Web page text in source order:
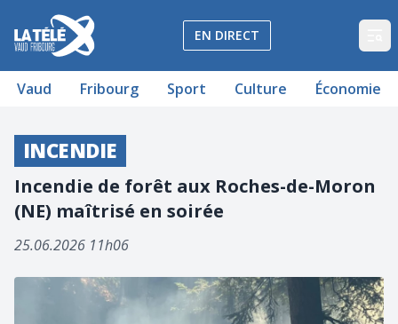
La Télé - Télévision régionale Vaud et Fribourg
EN DIRECT
Vaud Fribourg Sport Culture Économie
INCENDIE
Incendie de forêt aux Roches-de-Moron
(NE) maîtrisé en soirée
25.06.2026 11h06